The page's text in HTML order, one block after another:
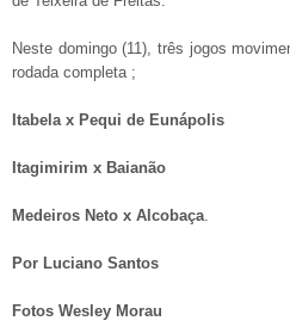
Neste domingo (11), três jogos
rodada completa ;
Itabela x Pequi de Eunápolis
Itagimirim x Baianão
Medeiros Neto x Alcobaça
Por Luciano Santos
Fotos Wesley Morau